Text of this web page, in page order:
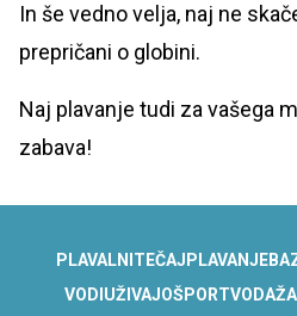
In še vedno velja, naj ne
prepričani o globini.
Naj plavanje tudi za vašega
zabava!
PLAVALNI TEČAJ PLAVANJE
VODI UŽIVAJOŠPORTVODA